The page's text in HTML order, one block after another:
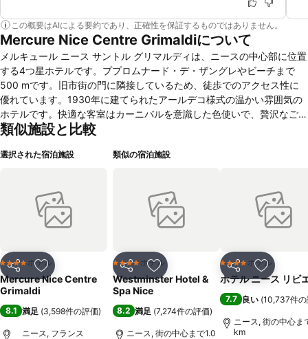
この概要はAIによる要約であり、正確性を保証するものではありません。
Mercure Nice Centre Grimaldiについて
メルキュール ニース サントル グリマルディは、ニースの中心部に位置
する4つ星ホテルです。ププロムナード・デ・ザングレやビーチまで
500 mです。旧市街の門に隣接しているため、徒歩でのアクセス性に
優れています。1930年に建てられたアールデコ様式の温かい雰囲気の
ホテルです。快適な客室はカーニバルを意識した色使いで、贅沢なご滞
在をお楽しみいただけます。太陽と青い空をお求めですか？街を見渡せ
類似施設と比較
選択された宿泊施設
シェア お気に入りに追加
4 ホテルのランク
ホテル
Mercure Nice Centre
Grimaldi
8.1 満足 (3,598件の評価)
ニース, フランス
類似の宿泊施設
シェア お気に入りに追加
4 ホテルのランク
ホテル
Westminster Hotel &
Spa Nice
8.2 満足 (7,274件の評価)
ニース, 街の中心まで1.0
シェア お気に入
4 ホテルのランク
ホテル
ホテル ニース リビ
7.7 良い (10,737件の
ニース, 街の中心ま
km